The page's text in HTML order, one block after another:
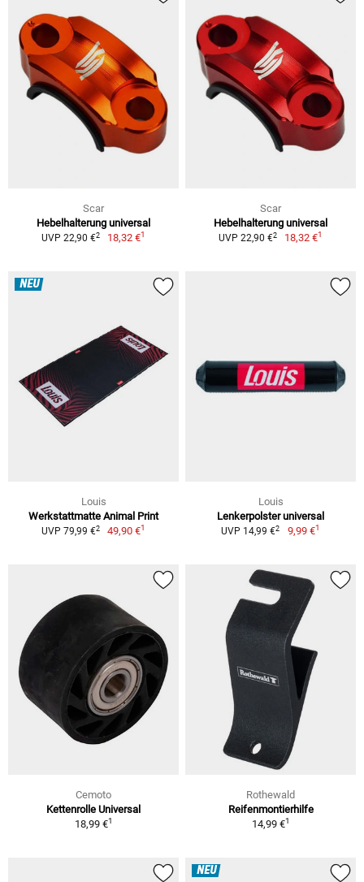
Scar
Hebelhalterung universal
UVP 22,90 €2 18,32 €1
Scar
Hebelhalterung universal
UVP 22,90 €2 18,32 €1
NEU
Louis
Werkstattmatte Animal Print
UVP 79,99 €2 49,90 €1
Louis
Lenkerpolster universal
UVP 14,99 €2 9,99 €1
Cemoto
Kettenrolle Universal
18,99 €1
Rothewald
Reifenmontierhilfe
14,99 €1
NEU